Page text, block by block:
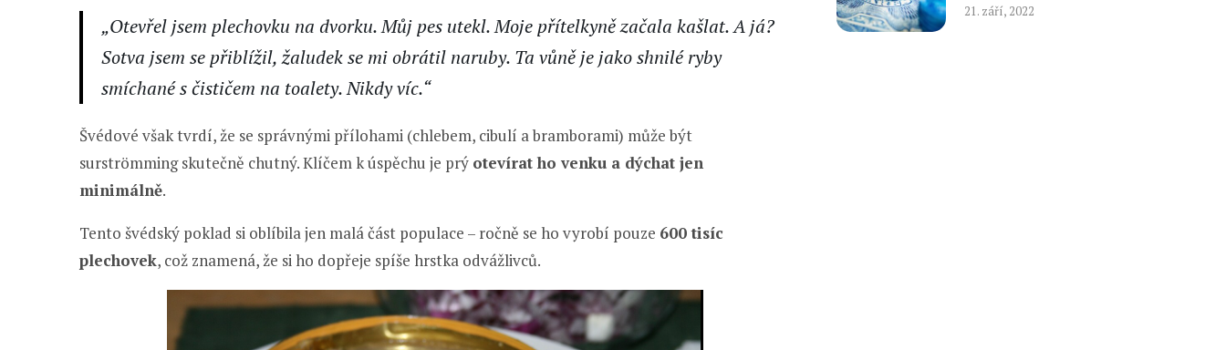
„Otevřel jsem plechovku na dvorku. Můj pes utekl. Moje přítelkyně začala kašlat. A já?
Sotva jsem se přiblížil, žaludek se mi obrátil naruby. Ta vůně je jako shnilé ryby
smíchané s čističem na toalety. Nikdy víc.“
Švédové však tvrdí, že se správnými přílohami (chlebem, cibulí a bramborami) může být
surströmming skutečně chutný. Klíčem k úspěchu je prý otevírat ho venku a dýchat jen
minimálně.
Tento švédský poklad si oblíbila jen malá část populace – ročně se ho vyrobí pouze 600 tisíc
plechovek, což znamená, že si ho dopřeje spíše hrstka odvážlivců.
21. září, 2022